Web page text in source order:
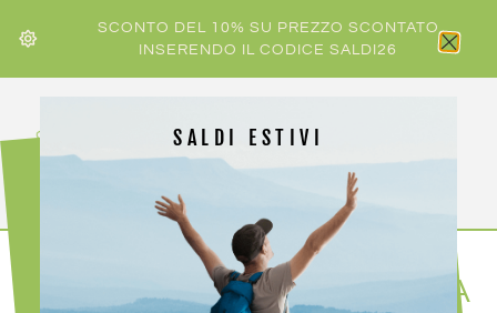
SCONTO DEL 10% SU PREZZO SCONTATO
INSERENDO IL CODICE SALDI26
COLLEZIONE DONNA ESTIVA
SALDI ESTIVI